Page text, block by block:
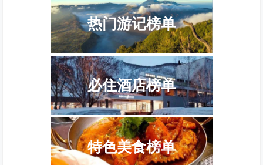
热门游记榜单
必住酒店榜单
特色美食榜单